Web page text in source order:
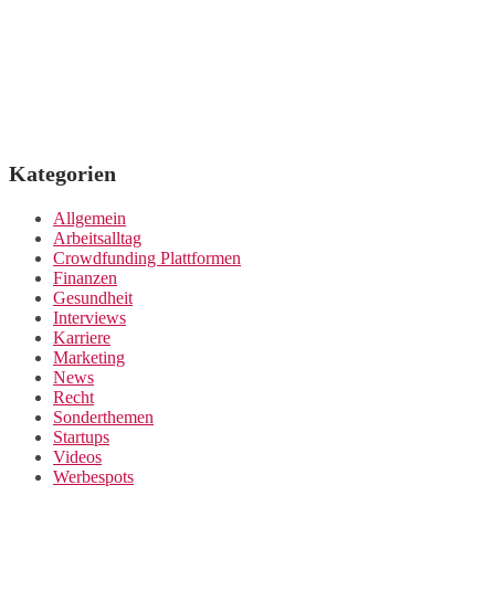
Kategorien
Allgemein
Arbeitsalltag
Crowdfunding Plattformen
Finanzen
Gesundheit
Interviews
Karriere
Marketing
News
Recht
Sonderthemen
Startups
Videos
Werbespots